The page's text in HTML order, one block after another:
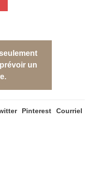
un
Pinterest Courriel